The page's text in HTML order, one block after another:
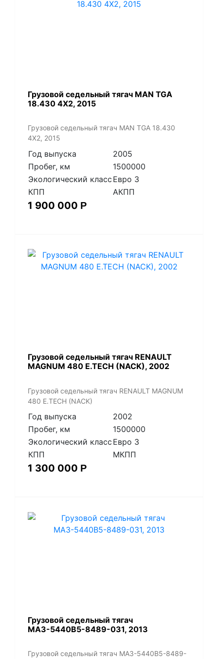
​Грузовой седельный тягач MAN TGA
18.430 4X2, 2015
​Грузовой седельный тягач MAN TGA 18.430
4X2, 2015
Год выпуска
2005
Пробег, км
1500000
Экологический класс Евро 3
КПП
АКПП
1 900 000 Р
​Грузовой седельный тягач RENAULT
MAGNUM 480 E.TECH (NACK), 2002
​Грузовой седельный тягач RENAULT MAGNUM
480 E.TECH (NACK)
Год выпуска
2002
Пробег, км
1500000
Экологический класс Евро 3
КПП
МКПП
1 300 000 Р
​Грузовой седельный тягач
МАЗ-5440В5-8489-031, 2013
​Грузовой седельный тягач МАЗ-5440В5-8489-